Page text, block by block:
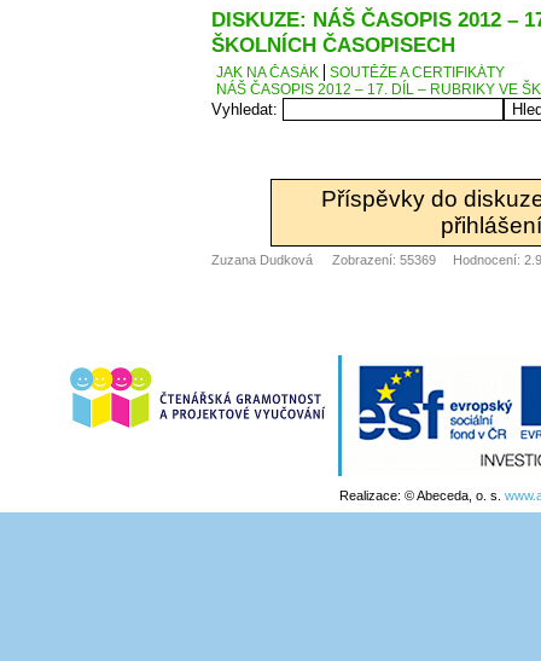
DISKUZE: NÁŠ ČASOPIS 2012 –
ŠKOLNÍCH ČASOPISECH
JAK NA ČASÁK
SOUTĚŽE A CERTIFIKÁTY
NÁŠ ČASOPIS 2012 – 17. DÍL – RUBRIKY VE
Vyhledat:
Příspěvky do
Zuzana Dudková Zobrazení: 55369 Hodnocení:
Realizace: © Abeceda, o. s.